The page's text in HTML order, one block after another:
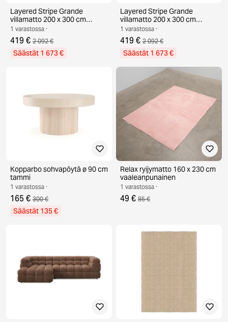
Layered Stripe Grande
villamatto 200 x 300 cm
Pistachio
1 varastossa ·
419 € 2 092 €
Säästät 1 673 €
Layered Stripe Grande
villamatto 200 x 300 cm
Almond
1 varastossa ·
419 € 2 092 €
Säästät 1 673 €
Kopparbo sohvapöytä ø 90 cm
tammi
1 varastossa ·
165 € 300 €
Säästät 135 €
Relax ryijymatto 160 x 230 cm
vaaleanpunainen
1 varastossa ·
49 € 85 €